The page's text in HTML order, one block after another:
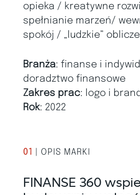
opieka / kreatywne
spełnianie marzeń/
spokój / „l udzkie”
Branża: finanse i
doradztwo finansowe
Zakres prac: logo i
Rok: 2022
01 | OPIS MARKI
FINANSE 360